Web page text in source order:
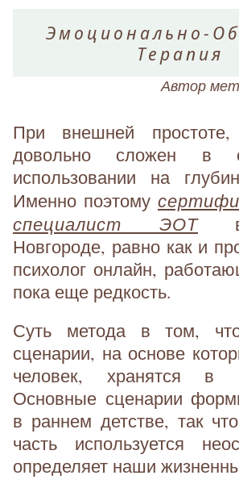
Эмоционально-
Терапия
Автор
При внешней
довольно сложен в
использовании на
Именно поэтому
специалист ЭОТв
Новгороде, равно как и
психолог онлайн,
пока еще редкость.
Суть метода в том,
сценарии, на основе
человек, хранятся в
Основные сценарии
в раннем детстве, так
часть используется
определяет наши